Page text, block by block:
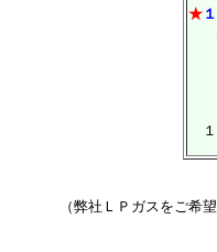
★
（弊社ＬＰガスをご希